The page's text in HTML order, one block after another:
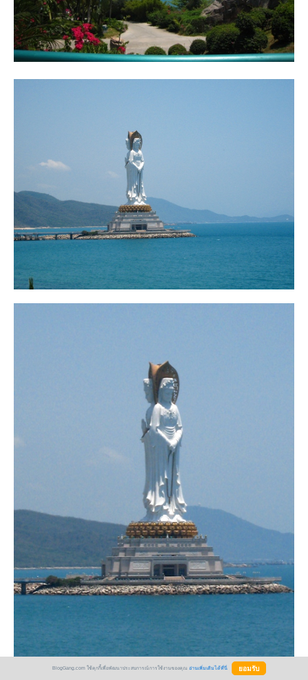
BlogGang.com ใช้คุกกี้เพื่อพัฒนาประสบการณ์การใช้งานของคุณ อ่านเพิ่มเติมได้ที่นี่